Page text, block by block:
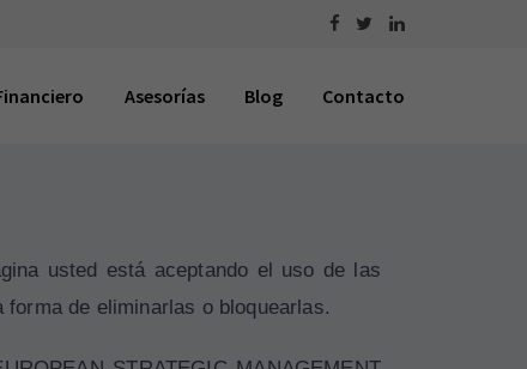
Asesorías Blog Contacto
usted está aceptando el uso de las
de eliminarlas o bloquearlas.